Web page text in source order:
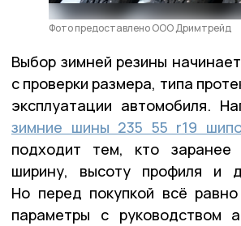
Фото предоставлено ООО Дримтрейд
Выбор зимней резины
с проверки размера, типа
эксплуатации автомобиля.
зимние шины 235 55 r19
подходит тем, кто
ширину, высоту профиля и
Но перед покупкой всё
параметры с руководством